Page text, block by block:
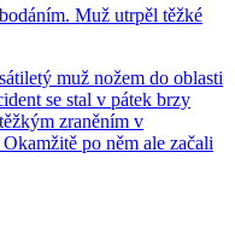
Muž utrpěl těžké
muž nožem do oblasti
se stal v pátek brzy
zraněním v
po něm ale začali